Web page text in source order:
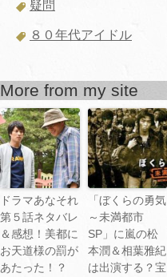
疑問
８０年代アイドル
More from my site
ドラマあなそれ
第５話ネタバレ
＆感想！美都に
お天道様の罰が
あたった！？
「ぼくらの勇気
～未満都市
SP」に嵐の松
本潤＆相葉雅紀
は出演する？宝